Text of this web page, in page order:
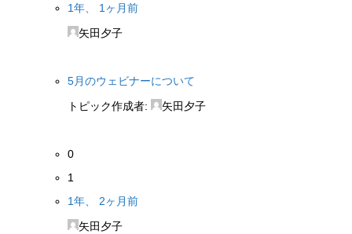
1年、 1ヶ月前
矢田夕子
5月のウェビナーについて
トピック作成者:
矢田夕子
0
1
1年、 2ヶ月前
矢田夕子